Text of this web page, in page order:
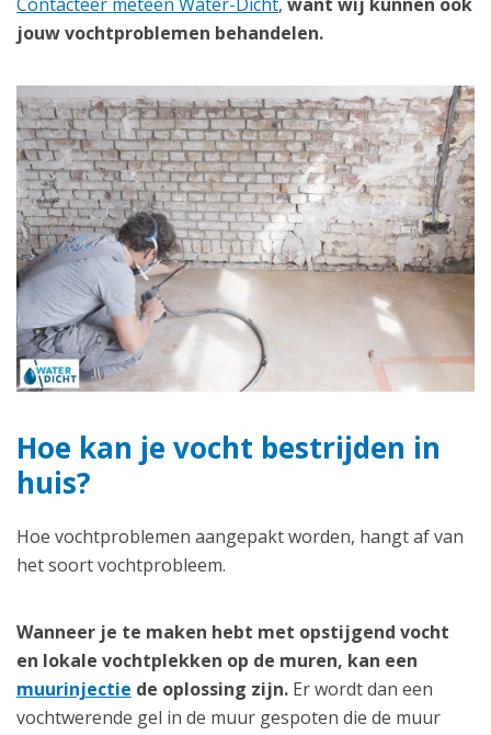
jouw vochtproblemen behandelen.
Hoe kan je vocht bestrijden in
huis?
Hoe vochtproblemen aangepakt worden, hangt af van
het soort vochtprobleem.
Wanneer je te maken hebt met opstijgend vocht
en lokale vochtplekken op de muren, kan een
muurinjectie de oplossing zijn. Er wordt dan een
vochtwerende gel in de muur gespoten die de muur